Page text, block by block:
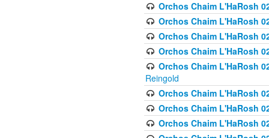
Orchos Chaim L'HaRosh
Orchos Chaim L'HaRosh
Orchos Chaim L'HaRosh
Orchos Chaim L'HaRosh
Orchos Chaim L'HaRosh
Reingold
Orchos Chaim L'HaRosh
Orchos Chaim L'HaRosh
Orchos Chaim L'HaRosh